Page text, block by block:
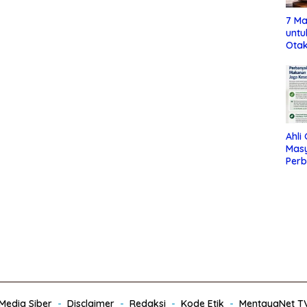
7
Ahli
Siber Disclaimer Redaksi Kode Etik MentayaNet